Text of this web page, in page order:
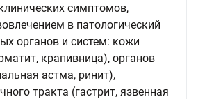
симптомов,
в патологический
органов и систем: кожи
крапивница), органов
астма, ринит),
тракта (гастрит, язвенная